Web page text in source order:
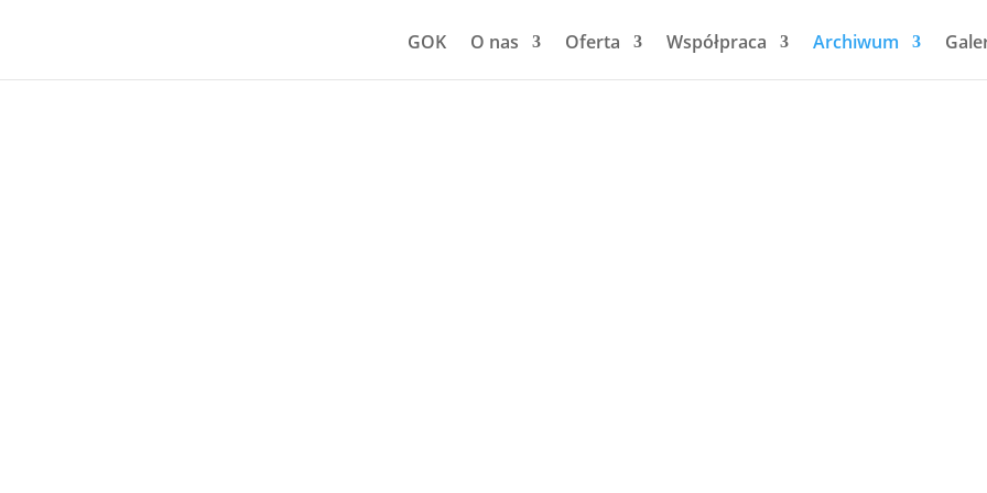
GOK O nas Oferta Współpraca Archiwum